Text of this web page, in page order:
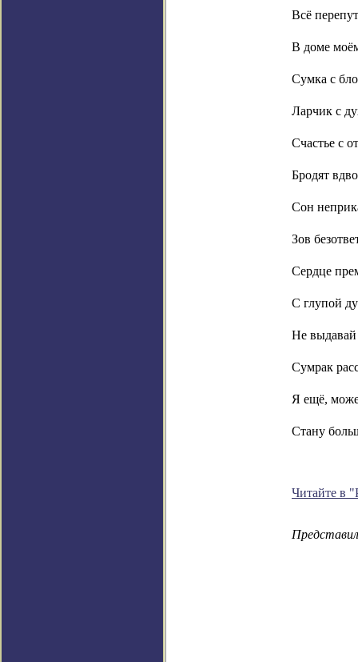
Всё
В доме
Сумка с
Ларчик с
Счастье с
Бродят
Сон
Зов
Сердце
С глупой
Не
Сумрак
Я ещё,
Стану
Читайте в